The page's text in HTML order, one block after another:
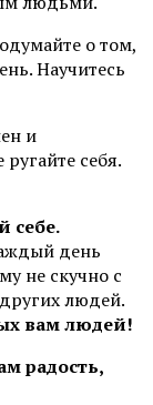
о том,
Научитесь
и
себя.
себе.
день
не скучно с
людей.
вам людей!
радость,